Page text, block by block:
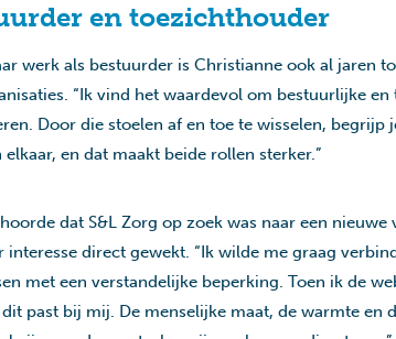
en toezichthouder
werk als bestuurder is Christianne ook al jaren
“Ik vind het waardevol om bestuurlijke
Door die stoelen af en toe te wisselen, begrijp
elkaar, en dat maakt beide rollen sterker.”
dat S&L Zorg op zoek was naar een
interesse direct gewekt. “Ik wilde me graag
met een verstandelijke beperking. Toen ik de
past bij mij. De menselijke maat, de warmte en